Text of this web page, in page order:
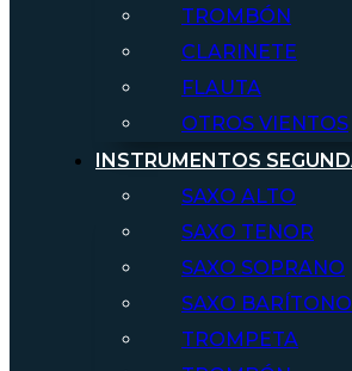
TROMBÓN
CLARINETE
FLAUTA
OTROS VIENTOS
INSTRUMENTOS
SAXO ALTO
SAXO TENOR
SAXO SOPRANO
SAXO BARÍTONO
TROMPETA